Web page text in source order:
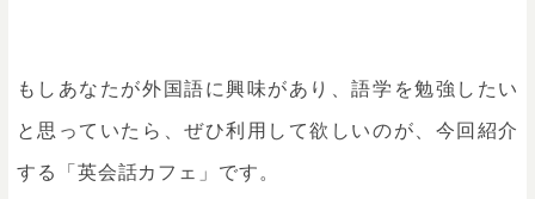
もしあなたが外国語に興味があり、語学を勉強したい
と思っていたら、ぜひ利用して欲しいのが、今回紹介
する「英会話カフェ」です。